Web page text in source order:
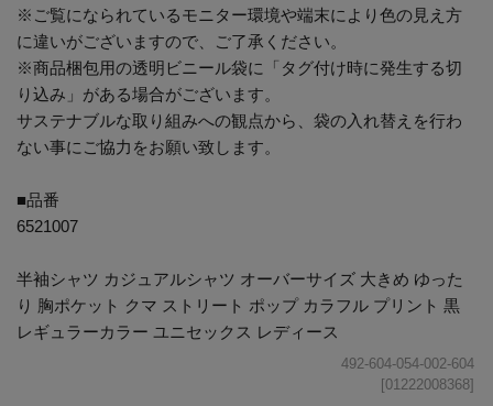
※ご覧になられているモニター環境や端末により色の見え方
に違いがございますので、ご了承ください。
※商品梱包用の透明ビニール袋に「タグ付け時に発生する切
り込み」がある場合がございます。
サステナブルな取り組みへの観点から、袋の入れ替えを行わ
ない事にご協力をお願い致します。
■品番
6521007
半袖シャツ カジュアルシャツ オーバーサイズ 大きめ ゆった
り 胸ポケット クマ ストリート ポップ カラフル プリント 黒
レギュラーカラー ユニセックス レディース
492-604-054-002-604
[01222008368]